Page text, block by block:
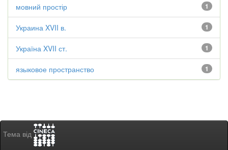
1
мовний простір
1
Украина XVII в.
1
Україна XVII ст.
1
языковое пространство
Тема від